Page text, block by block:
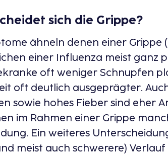
sich die Grippe?
ähneln denen einer Grippe
einer Influenza meist ganz
oft weniger Schnupfen
oft deutlich ausgeprägter.
sowie hohes Fieber sind eher
im Rahmen einer Grippe
Ein weiteres
meist auch schwerere)